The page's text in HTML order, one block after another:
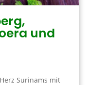
und
Surinams mit